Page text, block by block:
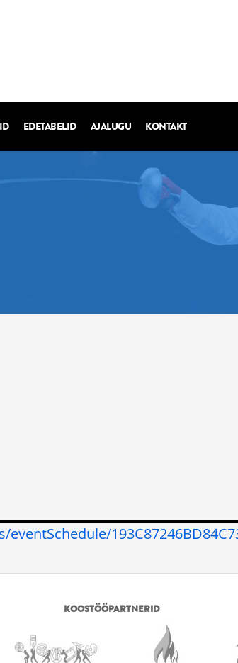
EDETABELID AJALUGU KONTAKT
KOOSTÖÖPARTNERID